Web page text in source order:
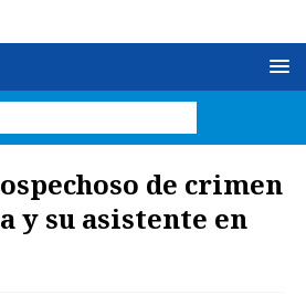
de crimen
y su asistente en